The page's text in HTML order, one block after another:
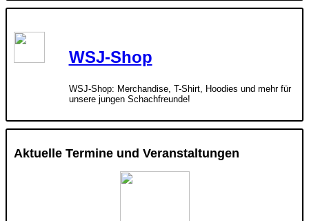
WSJ-Shop
WSJ-Shop: Merchandise, T-Shirt, Hoodies und mehr für
unsere jungen Schachfreunde!
Aktuelle Termine und Veranstaltungen